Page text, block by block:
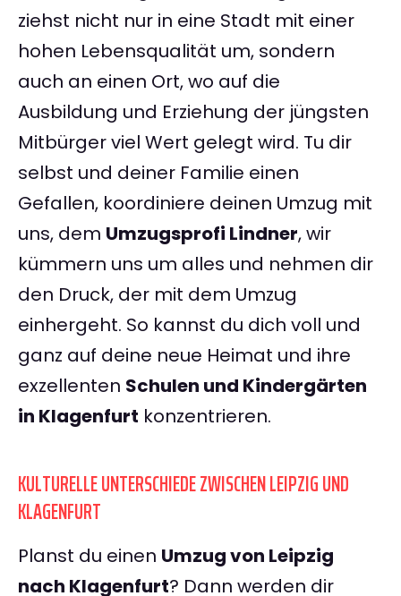
ziehst nicht nur in eine Stadt mit einer
hohen Lebensqualität um, sondern
auch an einen Ort, wo auf die
Ausbildung und Erziehung der jüngsten
Mitbürger viel Wert gelegt wird. Tu dir
selbst und deiner Familie einen
Gefallen, koordiniere deinen Umzug mit
uns, dem Umzugsprofi Lindner, wir
kümmern uns um alles und nehmen dir
den Druck, der mit dem Umzug
einhergeht. So kannst du dich voll und
ganz auf deine neue Heimat und ihre
exzellenten Schulen und Kindergärten
in Klagenfurt konzentrieren.
KULTURELLE UNTERSCHIEDE ZWISCHEN LEIPZIG UND
KLAGENFURT
Planst du einen Umzug von Leipzig
nach Klagenfurt? Dann werden dir